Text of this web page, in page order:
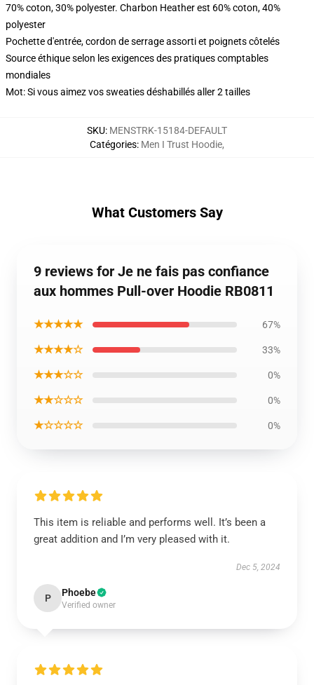
70% coton, 30% polyester. Charbon Heather est 60% coton, 40%
polyester
Pochette d'entrée, cordon de serrage assorti et poignets côtelés
Source éthique selon les exigences des pratiques comptables
mondiales
Mot: Si vous aimez vos sweaties déshabillés aller 2 tailles
SKU: MENSTRK-15184-DEFAULT
Catégories: Men I Trust Hoodie,
What Customers Say
9 reviews for Je ne fais pas confiance
aux hommes Pull-over Hoodie RB0811
★★★★★ 67%
★★★★☆ 33%
★★★☆☆ 0%
★★☆☆☆ 0%
★☆☆☆☆ 0%
This item is reliable and performs well. It’s been a
great addition and I’m very pleased with it.
Dec 5, 2024
P Phoebe
Verified owner